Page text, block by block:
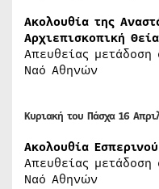
Ακολουθία της
Αρχιεπισκοπική
Απευθείας
Ναό Αθηνών
Κυριακή του Πάσχα 16
Ακολουθία
Απευθείας
Ναό Αθηνών